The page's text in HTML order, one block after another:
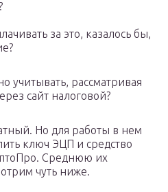
за это, казалось бы,
учитывать, рассматривая
сайт налоговой?
Но для работы в нем
ключ ЭЦП и средство
Среднюю их
чуть ниже.